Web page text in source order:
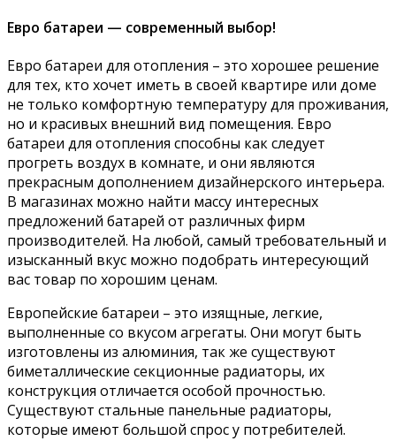
Евро батареи — современный выбор!
Евро батареи для отопления – это хорошее решение
для тех, кто хочет иметь в своей квартире или доме
не только комфортную температуру для проживания,
но и красивых внешний вид помещения. Евро
батареи для отопления способны как следует
прогреть воздух в комнате, и они являются
прекрасным дополнением дизайнерского интерьера.
В магазинах можно найти массу интересных
предложений батарей от различных фирм
производителей. На любой, самый требовательный и
изысканный вкус можно подобрать интересующий
вас товар по хорошим ценам.
Европейские батареи – это изящные, легкие,
выполненные со вкусом агрегаты. Они могут быть
изготовлены из алюминия, так же существуют
биметаллические секционные радиаторы, их
конструкция отличается особой прочностью.
Существуют стальные панельные радиаторы,
которые имеют большой спрос у потребителей.